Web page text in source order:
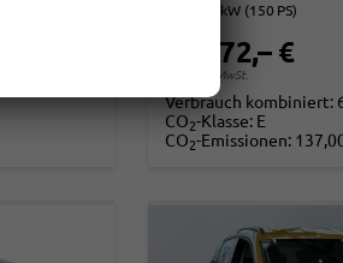
110 kW (150 PS)
30.772,– €
incl. 19% MwSt.
Verbrauch kombiniert:
CO2-Klasse: E
CO2-Emissionen: